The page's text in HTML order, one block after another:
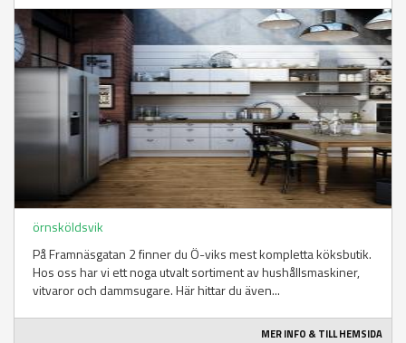
örnsköldsvik
På Framnäsgatan 2 finner du Ö-viks mest kompletta köksbutik.
Hos oss har vi ett noga utvalt sortiment av hushållsmaskiner,
vitvaror och dammsugare. Här hittar du även...
MER INFO & TILL HEMSIDA